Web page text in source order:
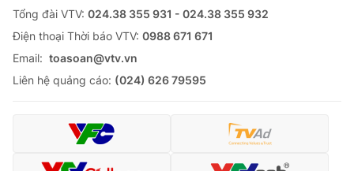
Tổng đài VTV: 024.38 355 931 - 024.38 355 932
Ðiện thoại Thời báo VTV: 0988 671 671
Email: toasoan@vtv.vn
Liên hệ quảng cáo: (024) 626 79595